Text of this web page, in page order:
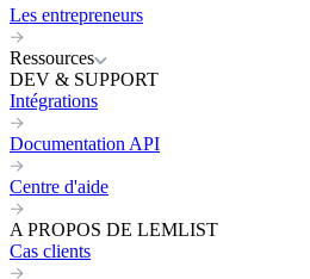
Les entrepreneurs
Ressources
DEV & SUPPORT
Intégrations
Documentation API
Centre d'aide
A PROPOS DE LEMLIST
Cas clients